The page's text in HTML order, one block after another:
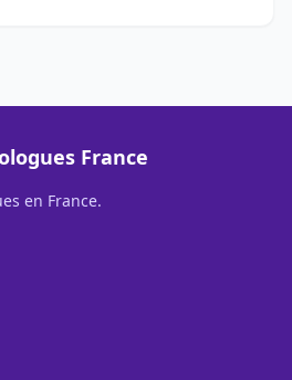
France
en France.